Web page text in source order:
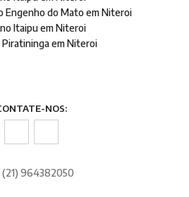
Engenho do Mato em Niteroi
Itaipu em Niteroi
Piratininga em Niteroi
NOS:
(21) 964382050